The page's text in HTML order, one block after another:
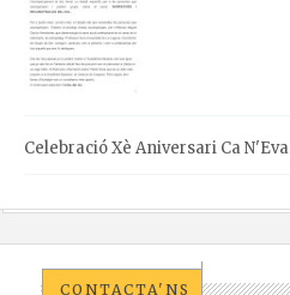
Celebració Xè Aniversari Ca N'Eva
CONTACTA'NS